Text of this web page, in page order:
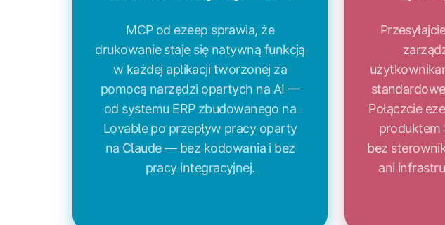
MCP od ezeep sprawia, że
drukowanie staje się natywną funkcją
w każdej aplikacji tworzonej za
pomocą narzędzi opartych na AI —
od systemu ERP zbudowanego na
Lovable po przepływ pracy oparty
na Claude — bez kodowania i bez
pracy integracyjnej.
natywnym
dla
AI
Połączcie
produktem
bez
ani